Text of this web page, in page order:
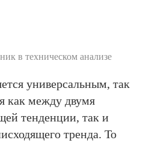
в техническом анализе
универсальным, так
как между двумя
тенденции, так и
тренда. То